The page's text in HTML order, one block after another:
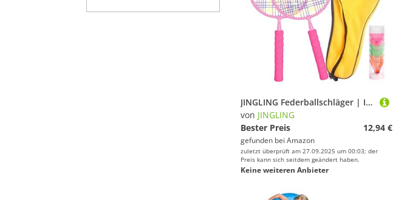
JINGLING Federballschläger | Indoor Junior-Set Mit Zubehör | Tragbare Schläger Für Sport Fitness Jugendprogramme Rasenspiele Outdoor Aktivitäten Alter 3-7 Jahre
von JINGLING
Bester Preis
12,94 €
gefunden bei Amazon
zuletzt überprüft am 27.09.2025 um 00:03; der
Preis kann sich seitdem geändert haben.
Keine weiteren Anbieter